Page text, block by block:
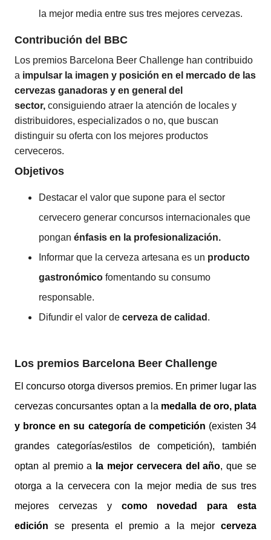
la mejor media entre sus tres mejores cervezas.
Contribución del BBC
Los premios Barcelona Beer Challenge han contribuido
a impulsar la imagen y posición en el mercado de las
cervezas ganadoras y en general del
sector, consiguiendo atraer la atención de locales y
distribuidores, especializados o no, que buscan
distinguir su oferta con los mejores productos
cerveceros.
Objetivos
Destacar el valor que supone para el sector
cervecero generar concursos internacionales que
pongan énfasis en la profesionalización.
Informar que la cerveza artesana es un producto
gastronómico fomentando su consumo
responsable.
Difundir el valor de cerveza de calidad .
Los premios Barcelona Beer Challenge
El concurso otorga diversos premios. En primer lugar las
cervezas concursantes optan a la medalla de oro, plata
y bronce en su categoría de competición (existen 34
grandes categorías/estilos de competición), también
optan al premio a
la mejor cervecera del año, que se
otorga a la cervecera con la mejor media de sus tres
mejores cervezas y como novedad para esta
edición se presenta el premio a la mejor cerveza